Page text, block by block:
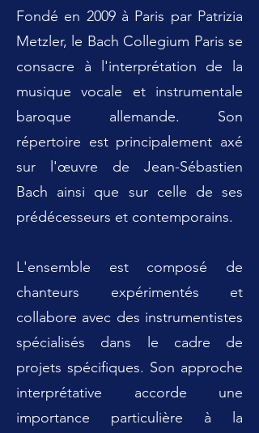
Fondé en 2009 à Paris par Patrizia
Metzler, le Bach Collegium Paris se
consacre à l'interprétation de la
musique vocale et instrumentale
baroque allemande. Son
répertoire est principalement axé
sur l'œuvre de Jean-Sébastien
Bach ainsi que sur celle de ses
prédécesseurs et contemporains.
L'ensemble est composé de
chanteurs expérimentés et
collabore avec des instrumentistes
spécialisés dans le cadre de
projets spécifiques. Son approche
interprétative accorde une
importance particulière à la